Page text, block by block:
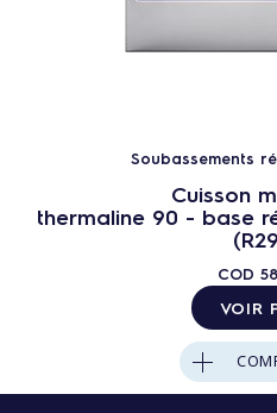
Soubassements
Cuisson
thermaline 90 - base
COD
VOIR